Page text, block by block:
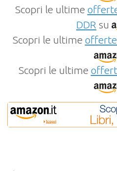
Scopri le ultime
DDR su
Scopri le ultime
Scopri le ultime